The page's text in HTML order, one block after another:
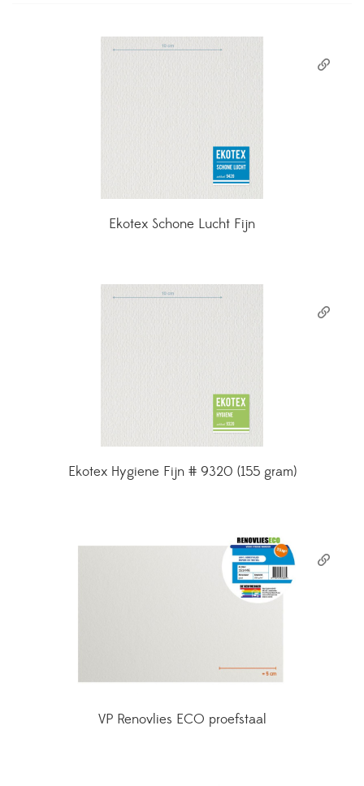
Ekotex Schone Lucht Fijn
Ekotex Hygiene Fijn # 9320 (155 gram)
VP Renovlies ECO proefstaal